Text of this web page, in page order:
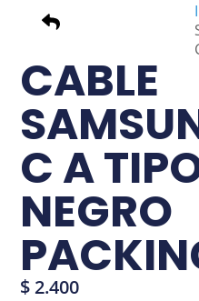
CABLE
C A
NEGRO
$2.400
NO
carrito